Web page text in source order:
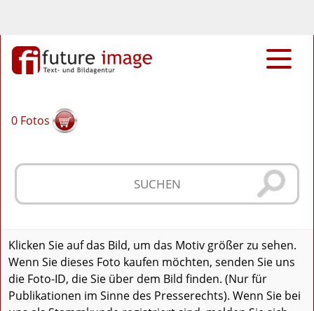
0 Fotos
Klicken Sie auf das Bild, um das Motiv größer zu sehen.
Wenn Sie dieses Foto kaufen möchten, senden Sie uns
die Foto-ID, die Sie über dem Bild finden. (Nur für
Publikationen im Sinne des Presserechts). Wenn Sie bei